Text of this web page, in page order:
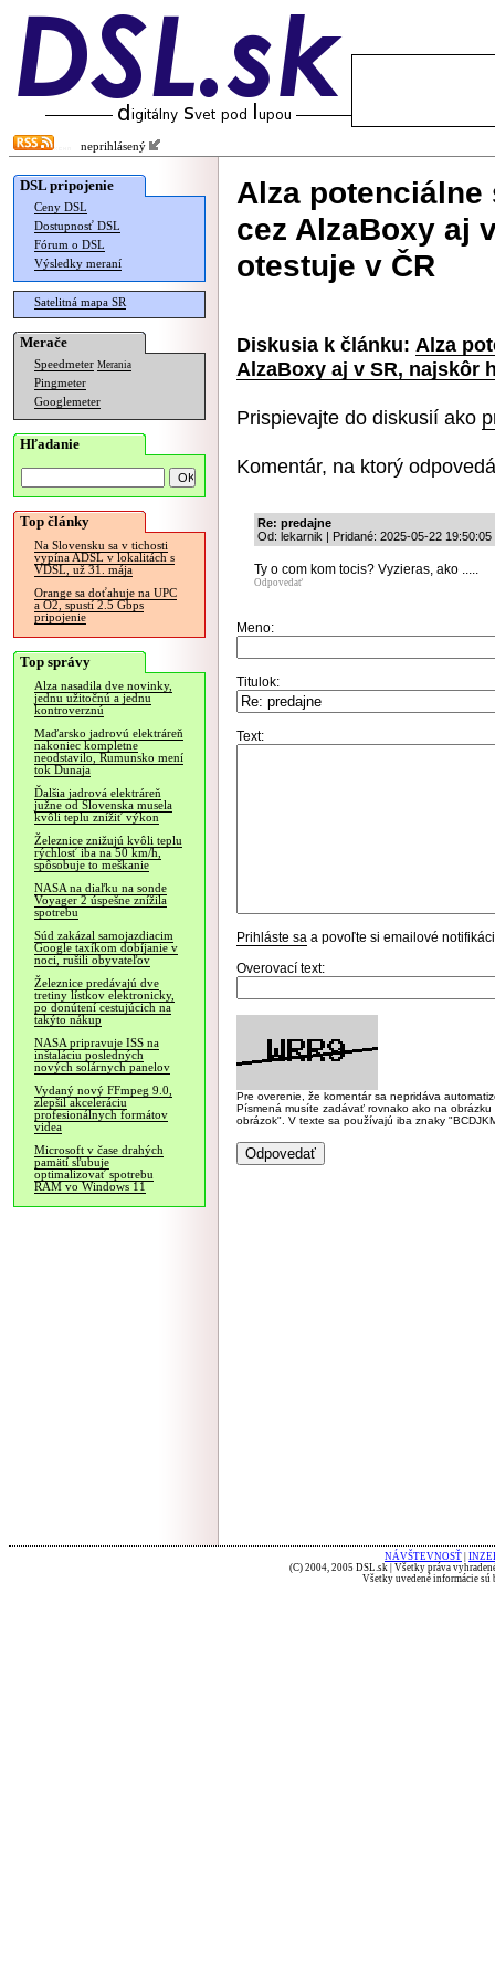
neprihlásený
DSL pripojenie
Ceny DSL
Dostupnosť DSL
Fórum o DSL
Výsledky meraní
Satelitná mapa SR
Merače
Speedmeter Merania
Pingmeter
Googlemeter
Hľadanie
Top články
Na Slovensku sa v tichosti
vypína ADSL v lokalitách s
VDSL, už 31. mája
Orange sa doťahuje na UPC
a O2, spustí 2.5 Gbps
pripojenie
Top správy
Alza nasadila dve novinky,
jednu užitočnú a jednu
kontroverznú
Maďarsko jadrovú elektráreň
nakoniec kompletne
neodstavilo, Rumunsko mení
tok Dunaja
Ďalšia jadrová elektráreň
južne od Slovenska musela
kvôli teplu znížiť výkon
Železnice znižujú kvôli teplu
rýchlosť iba na 50 km/h,
spôsobuje to meškanie
NASA na diaľku na sonde
Voyager 2 úspešne znížila
spotrebu
Súd zakázal samojazdiacim
Google taxíkom dobíjanie v
noci, rušili obyvateľov
Železnice predávajú dve
tretiny lístkov elektronicky,
po donútení cestujúcich na
takýto nákup
NASA pripravuje ISS na
inštaláciu posledných
nových solárnych panelov
Vydaný nový FFmpeg 9.0,
zlepšil akceleráciu
profesionálnych formátov
videa
Microsoft v čase drahých
pamätí sľubuje
optimalizovať spotrebu
RAM vo Windows 11
Alza
cez AlzaBoxy aj
otestuje v ČR
Diskusia k článku: Alza
AlzaBoxy aj v SR, najskôr
Prispievajte do diskusií ako
Komentár, na ktorý
Re: predajne
Od: lekarnik | Pridané: 2025-05-22 19:50:05
Ty o com kom tocis? Vyzieras, ako .....
Odpovedať
Meno:
Titulok:
Text:
Prihláste sa a povoľte si emailové
Overovací text:
Pre overenie, že komentár sa nepridáva
Písmená musíte zadávať rovnako ako na
obrázok". V texte sa používajú iba znaky
NÁVŠTEVNOSŤ
(C) 2004, 2005 DSL.sk | Všetky práva
Všetky uvedené informácie sú